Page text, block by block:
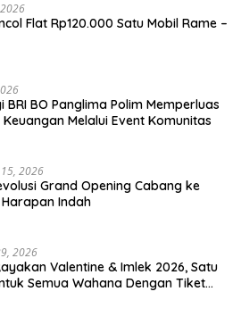
Flat Rp120.000 Satu Mobil Rame –
BRI BO Panglima Polim Memperluas
Melalui Event Komunitas
2026
Grand Opening Cabang ke
Indah
2026
Valentine & Imlek 2026, Satu
Semua Wahana Dengan Tiket